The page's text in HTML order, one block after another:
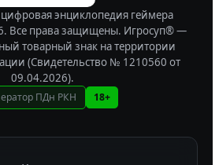
энциклопедия геймера
Все права защищены. Игросуп® —
товарный знак на территории
(Свидетельство № 1210560 от
09.04.2026).
ПДн РКН 18+